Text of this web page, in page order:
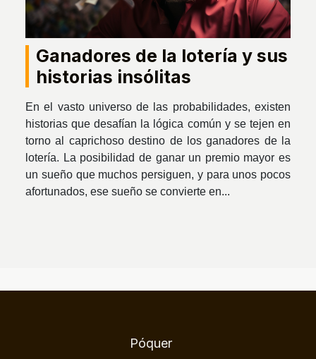
Ganadores de la lotería y sus
historias insólitas
En el vasto universo de las probabilidades, existen
historias que desafían la lógica común y se tejen en
torno al caprichoso destino de los ganadores de la
lotería. La posibilidad de ganar un premio mayor es
un sueño que muchos persiguen, y para unos pocos
afortunados, ese sueño se convierte en...
Póquer